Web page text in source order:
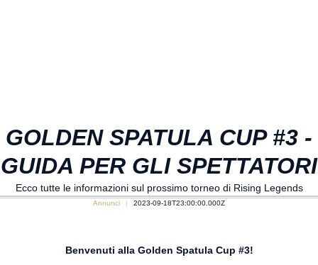
GOLDEN SPATULA CUP #3 -
GUIDA PER GLI SPETTATORI
Ecco tutte le informazioni sul prossimo torneo di Rising Legends
Annunci 2023-09-18T23:00:00.000Z
Benvenuti alla Golden Spatula Cup #3!